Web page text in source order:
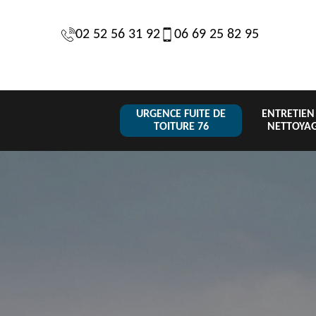
02 52 56 31 92 06 69 25 82 95
URGENCE FUITE DE
TOITURE 76
de